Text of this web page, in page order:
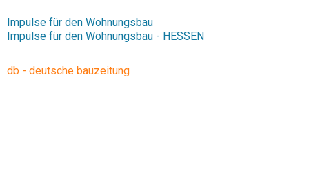
Impulse für den Wohnungsbau
Impulse für den Wohnungsbau - HESSEN
db - deutsche bauzeitung